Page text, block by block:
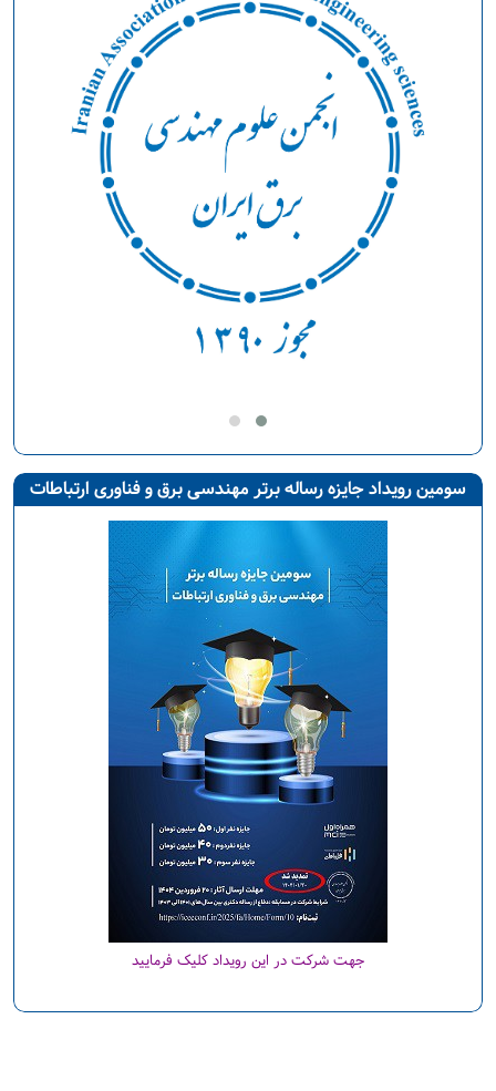
سومین رویداد جایزه رساله برتر مهندسی برق و فناوری ارتباطات
جهت شرکت در این رویداد کلیک فرمایید